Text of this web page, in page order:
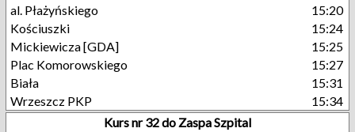
al. Płażyńskiego
15:20
Kościuszki
15:24
Mickiewicza [GDA]
15:25
Plac Komorowskiego
15:27
Biała
15:31
Wrzeszcz PKP
15:34
Kurs nr 32 do Zaspa Szpital